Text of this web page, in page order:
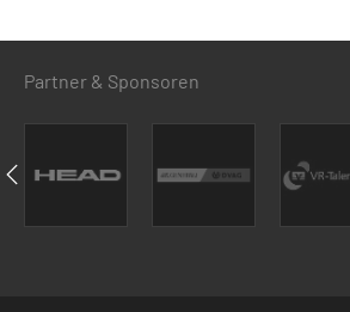
Partner & Sponsoren